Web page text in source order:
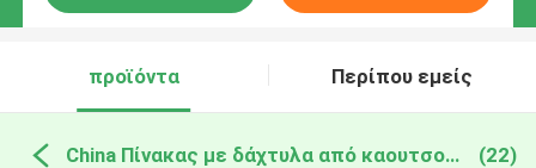
προϊόντα Περίπου εμείς
China Πίνακας με δάχτυλα από καουτσούκ (22)